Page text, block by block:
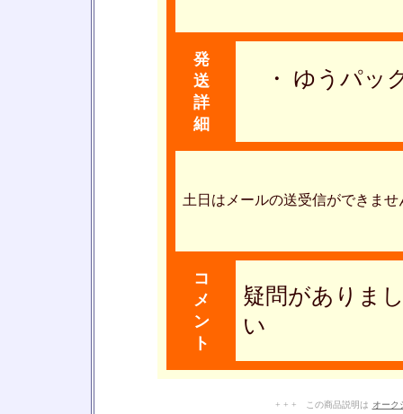
発
送
詳
細
・ ゆうパッ
土日はメールの送受信ができませ
コ
メ
ン
ト
疑問がありま
い
+ + + この商品説明は オーク